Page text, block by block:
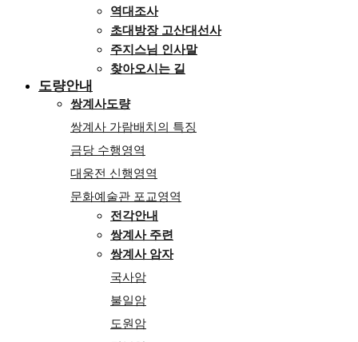
역대조사
초대방장 고산대선사
주지스님 인사말
찾아오시는 길
도량안내
쌍계사도량
쌍계사 가람배치의 특징
금당 수행영역
대웅전 신행영역
문화예술관 포교영역
전각안내
쌍계사 주련
쌍계사 암자
국사암
불일암
도원암